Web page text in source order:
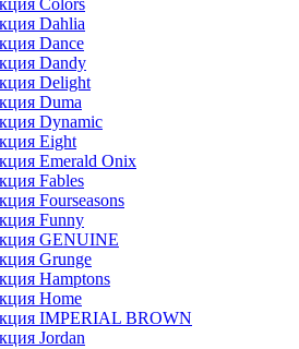
Colors
Dahlia
Dance
Dandy
Delight
Duma
Dynamic
Eight
Emerald Onix
Fables
Fourseasons
Funny
GENUINE
Grunge
Hamptons
Home
IMPERIAL BROWN
Jordan